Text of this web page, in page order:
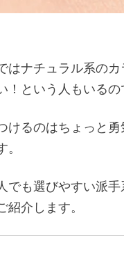
はナチュラル系の
！という人もいるの
けるのはちょっと
でも選びやすい派
紹介します。